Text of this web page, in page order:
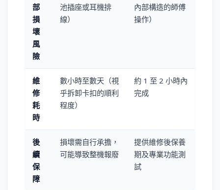
部
損
壞
風
險
池插座或耳機排
線）
內部構造的師傅
操作）
維
修
耗
時
數小時至數天（視
乎拆卸卡扣的順利
程度）
約 1 至 2 小時內
完成
後
續
保
障
損壞需自行承擔，
可能導致整機報廢
提供維修後保養
期及專業功能測
試